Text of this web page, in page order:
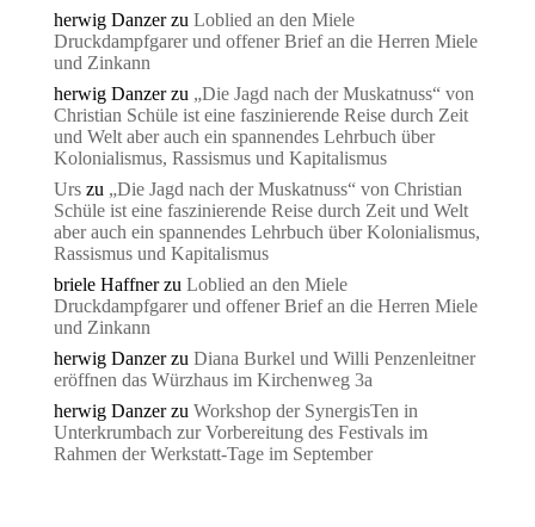
herwig Danzerzu Loblied an den Miele
Druckdampfgarer und offener Brief an die Herren Miele
und Zinkann
herwig Danzerzu „Die Jagd nach der Muskatnuss“ von
Christian Schüle ist eine faszinierende Reise durch Zeit
und Welt aber auch ein spannendes Lehrbuch über
Kolonialismus, Rassismus und Kapitalismus
Urszu „Die Jagd nach der Muskatnuss“ von Christian
Schüle ist eine faszinierende Reise durch Zeit und Welt
aber auch ein spannendes Lehrbuch über Kolonialismus,
Rassismus und Kapitalismus
briele Haffnerzu Loblied an den Miele
Druckdampfgarer und offener Brief an die Herren Miele
und Zinkann
herwig Danzerzu Diana Burkel und Willi Penzenleitner
eröffnen das Würzhaus im Kirchenweg 3a
herwig Danzerzu Workshop der SynergisTen in
Unterkrumbach zur Vorbereitung des Festivals im
Rahmen der Werkstatt-Tage im September